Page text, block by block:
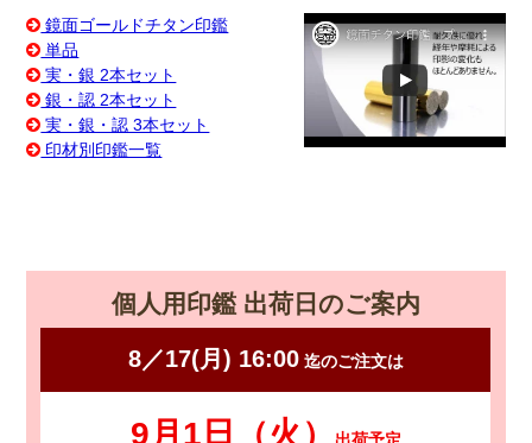
鏡面ゴールドチタン印鑑
単品
実・銀 2本セット
銀・認 2本セット
実・銀・認 3本セット
印材別印鑑一覧
個人用印鑑 出荷日のご案内